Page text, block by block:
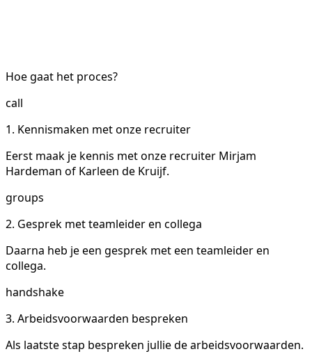
Hoe gaat het proces?
call
1. Kennismaken met onze recruiter
Eerst maak je kennis met onze recruiter Mirjam
Hardeman of Karleen de Kruijf.
groups
2. Gesprek met teamleider en collega
Daarna heb je een gesprek met een teamleider en
collega.
handshake
3. Arbeidsvoorwaarden bespreken
Als laatste stap bespreken jullie de arbeidsvoorwaarden.